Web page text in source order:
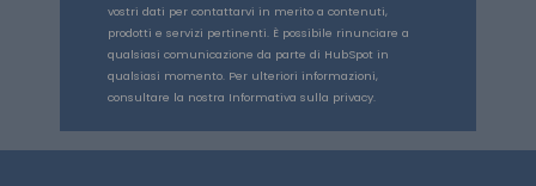
vostri dati per contattarvi in merito a contenuti,
prodotti e servizi pertinenti. È possibile rinunciare a
qualsiasi comunicazione da parte di HubSpot in
qualsiasi momento. Per ulteriori informazioni,
consultare la nostra Informativa sulla privacy.